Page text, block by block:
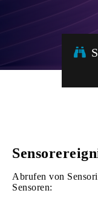
Abrufen von
Sensoren: